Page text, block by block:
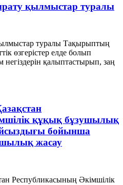
қылмыстар туралы
туралы Тақырыптың
өзгерістер елде болып
қалыптастырып, заң
құқық бұзушылық
бойынша
жасау
Республикасының Әкімшілік